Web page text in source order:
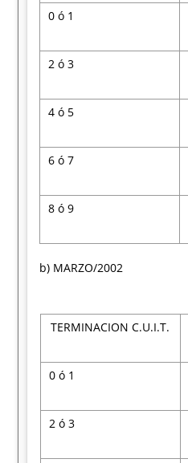
0 ó 1
2 ó 3
4 ó 5
6 ó 7
8 ó 9
b) MARZO/2002
TERMINACION C.U.I.T.
0 ó 1
2 ó 3